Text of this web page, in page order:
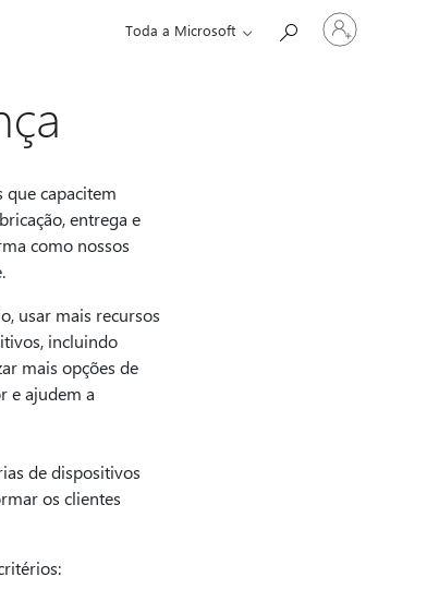
Toda a Microsoft
Entre
em
sua
capacitem
entrega e
como nossos
usar mais recursos
incluindo
mais opções de
e ajudem a
de dispositivos
os clientes